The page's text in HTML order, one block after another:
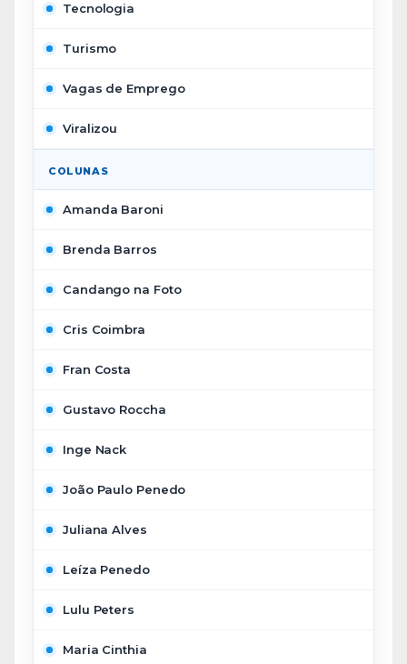
Tecnologia
Turismo
Vagas de Emprego
Viralizou
COLUNAS
Amanda Baroni
Brenda Barros
Candango na Foto
Cris Coimbra
Fran Costa
Gustavo Roccha
Inge Nack
João Paulo Penedo
Juliana Alves
Leíza Penedo
Lulu Peters
Maria Cinthia